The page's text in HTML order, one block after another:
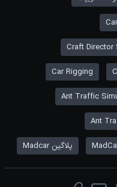
Car
Car Rigging
پلاگین Madcar